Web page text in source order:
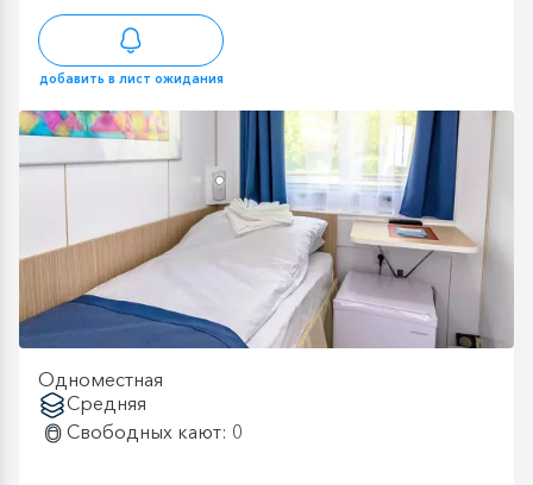
добавить в лист ожидания
Одноместная
Средняя
Свободных кают: 0